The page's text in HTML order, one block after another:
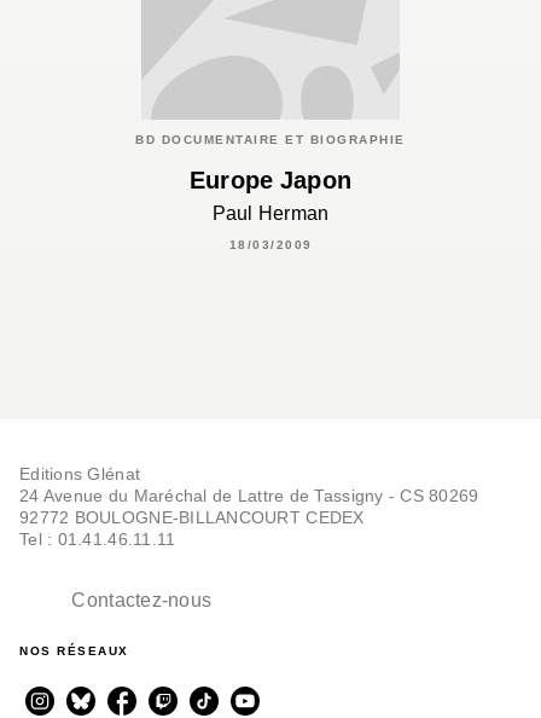
BD DOCUMENTAIRE ET BIOGRAPHIE
Europe Japon
Paul Herman
18/03/2009
Editions Glénat
24 Avenue du Maréchal de Lattre de Tassigny - CS 80269
92772 BOULOGNE-BILLANCOURT CEDEX
Tel : 01.41.46.11.11
Contactez-nous
NOS RÉSEAUX